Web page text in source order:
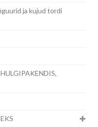
ja kujud tordi